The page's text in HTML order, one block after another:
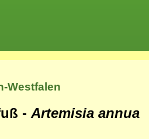
Westfalen
- Artemisia annua